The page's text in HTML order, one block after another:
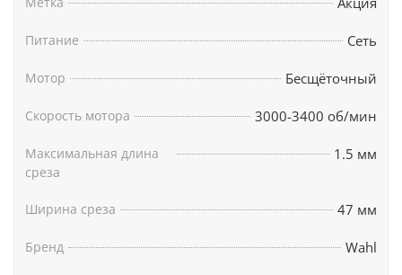
Быстросменный ножевой блок системы A5 из
легированной стали (с высотой среза 1,5 мм и
устанавливается благодаря технологии
инструментом простым и безопасным.
Комплектация: Машинка для стрижки Wahl KM2+,
масло для смазки ножа, щёточка для чистки.
Питание Сеть
Мотор Бесщёточный
Скорость мотора 3000-3400 об/мин
Максимальная длина
среза
1.5 мм
Ширина среза 47 мм
Бренд Wahl